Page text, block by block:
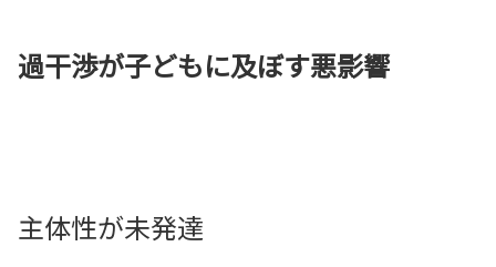
過干渉が子どもに及ぼす悪影響
主体性が未発達